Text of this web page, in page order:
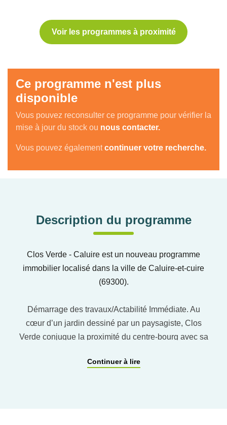
Voir les programmes à proximité
Ce programme n'est plus
disponible
Vous pouvez reconsulter ce programme pour vérifier la
mise à jour du stock ou nous contacter.
Vous pouvez égalementcontinuer votre recherche.
Description du programme
Clos Verde - Caluire est un nouveau programme
immobilier localisé dans la ville de Caluire-et-cuire
(69300).
Démarrage des travaux/Actabilité Immédiate. Au
cœur d’un jardin dessiné par un paysagiste, Clos
Verde conjugue la proximité du centre-bourg avec sa
privilège d’un cadre d’exception, en restant tout
Continuer à lire